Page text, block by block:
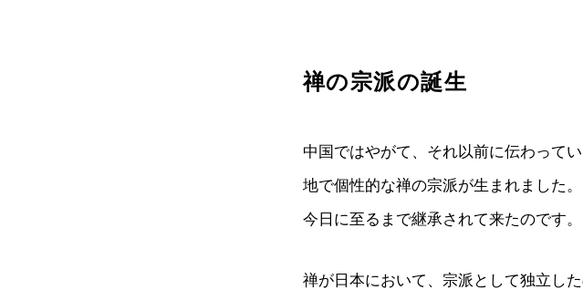
禅の宗派の誕生
中国ではやがて、それ以前に伝わって
地で個性的な禅の宗派が生まれました
今日に至るまで継承されて来たのです。
禅が日本において、宗派として独立し